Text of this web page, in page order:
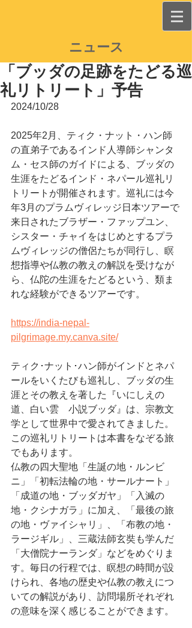
ニュース
「ブッダの足跡をたどる巡
礼リトリート」予告
2024/10/28
2025年2月、ティク・ナット・ハン師
の直弟子であるインド人導師シャンタ
ム・セス師のガイドによる、ブッダの
生涯をたどるインド・ネパール巡礼リ
トリートが開催されます。巡礼には今
年3月のプラムヴィレッジ日本ツアーで
来日されたブラザー・ファップユン、
シスター・チャイをはじめとするプラ
ムヴィレッジの僧侶たちが同行し、瞑
想指導や仏教の教えの解説を受けなが
ら、仏陀の生涯をたどるという、類ま
れな経験ができるツアーです。
https://india-nepal-
pilgrimage.my.canva.site/
ティク･ナット･ハン師がインドとネパ
ールをいくたびも巡礼し、ブッダの生
涯とその教えを著した『いにしえの
道、白い雲　小説ブッダ』は、宗教文
学として世界中で愛されてきました。
この巡礼リトリートは本書をなぞる旅
でもあります。
仏教の四大聖地「生誕の地・ルンビ
ニ」「初転法輪の地・サールナート」
「成道の地・ブッダガヤ」「入滅の
地・クシナガラ」に加え、「最後の旅
の地・ヴァイシャリ」、「布教の地・
ラージギル」、三蔵法師玄奘も学んだ
「大僧院ナーランダ」などをめぐりま
す。毎日の行程では、瞑想の時間が設
けられ、各地の歴史や仏教の教えにつ
いての解説があり、訪問場所それぞれ
の意味を深く感じることができます。